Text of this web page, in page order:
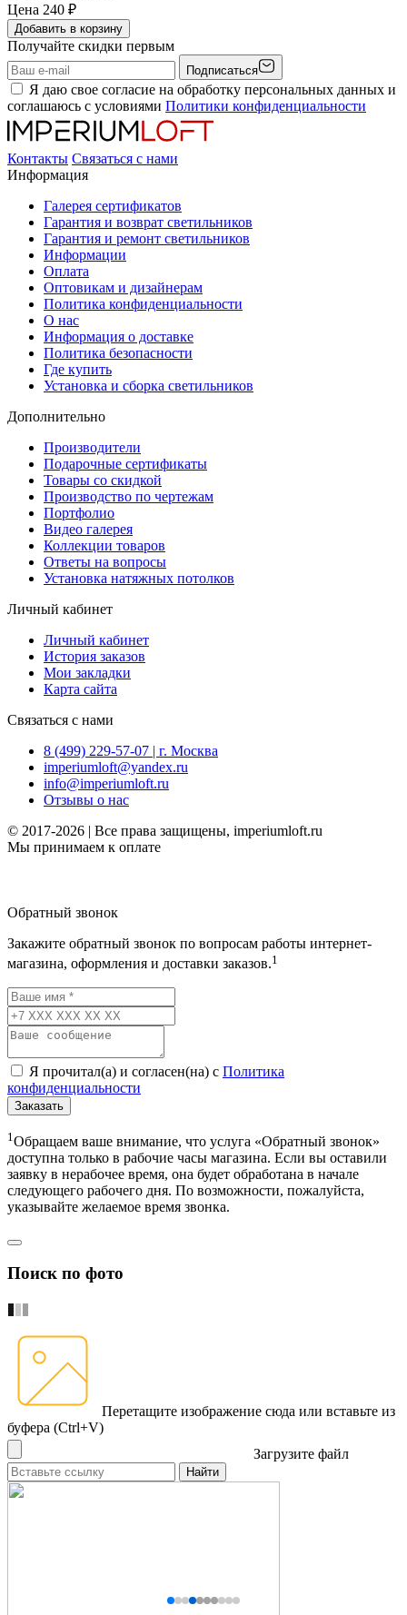
Цена 240 ₽
Добавить в корзину
Получайте скидки первым
Подписаться
Я даю свое согласие на обработку персональных данных и
соглашаюсь с условиями Политики конфиденциальности
Контакты Связаться с нами
Информация
Галерея сертификатов
Гарантия и возврат светильников
Гарантия и ремонт светильников
Информации
Оплата
Оптовикам и дизайнерам
Политика конфиденциальности
О нас
Информация о доставке
Политика безопасности
Где купить
Установка и сборка светильников
Дополнительно
Производители
Подарочные сертификаты
Товары со скидкой
Производство по чертежам
Портфолио
Видео галерея
Коллекции товаров
Ответы на вопросы
Установка натяжных потолков
Личный кабинет
Личный кабинет
История заказов
Мои закладки
Карта сайта
Связаться с нами
8 (499) 229-57-07 | г. Москва
imperiumloft@yandex.ru
info@imperiumloft.ru
Отзывы о нас
© 2017-2026 | Все права защищены, imperiumloft.ru
Мы принимаем к оплате
Обратный звонок
Закажите обратный звонок по вопросам работы интернет-
магазина, оформления и доставки заказов.1
Я прочитал(а) и согласен(на) с Политика
конфиденциальности
Заказать
1 Обращаем ваше внимание, что услуга «Обратный звонок»
доступна только в рабочие часы магазина. Если вы оставили
заявку в нерабочее время, она будет обработана в начале
следующего рабочего дня. По возможности, пожалуйста,
указывайте желаемое время звонка.
Поиск по фото
Перетащите изображение сюда или вставьте из
буфера (Ctrl+V)
Загрузите файл
Найти